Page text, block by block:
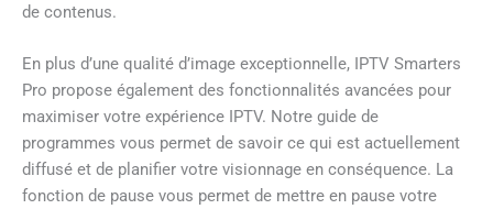
de contenus.
En plus d’une qualité d’image exceptionnelle, IPTV Smarters
Pro propose également des fonctionnalités avancées pour
maximiser votre expérience IPTV. Notre guide de
programmes vous permet de savoir ce qui est actuellement
diffusé et de planifier votre visionnage en conséquence. La
fonction de pause vous permet de mettre en pause votre